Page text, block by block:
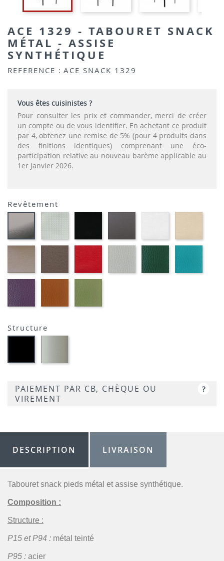
ACE 1329 - TABOURET SNACK
MÉTAL - ASSISE
SYNTHÉTIQUE
REFERENCE : ACE SNACK 1329
Vous êtes cuisinistes ?
Pour consulter les prix et commander, merci de créer
un compte ou de vous identifier. En achetant ce produit
par 4, obtenez une remise de 5% (pour 4 produits dans
des finitions identiques) comprenant une éco-
participation relative au nouveau barème applicable au
1er Janvier 2026.
Revêtement
CARBON
LOOK-
SIMILI
SONOR
ALU-
SIMILI
SIMILI
SIMILI
EKOS
GREGE-
SIMILI
MARRON
MEXICO-
SIMILI
PLANET
ROUGE-
SIMILI
FLUSKO
GRIS
CLAIR-
FLUSKO
VERT
BOUTEILLE-
01-
FLUSKO
AUBERGINE-
Structure
opaque
PAIEMENT PAR CB, CHÈQUE OU
VIREMENT
?
DESCRIPTION LIVRAISON
Tabouret snack pieds métal et assise synthétique.
Composition :
Structure :
P15 et P94 : métal teinté
P95 : acier